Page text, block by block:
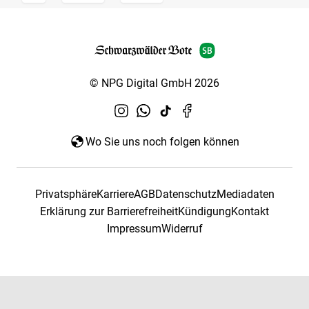
© NPG Digital GmbH 2026
Wo Sie uns noch folgen können
PrivatsphäreKarriereAGBDatenschutzMediadaten
Erklärung zur BarrierefreiheitKündigungKontakt
ImpressumWiderruf